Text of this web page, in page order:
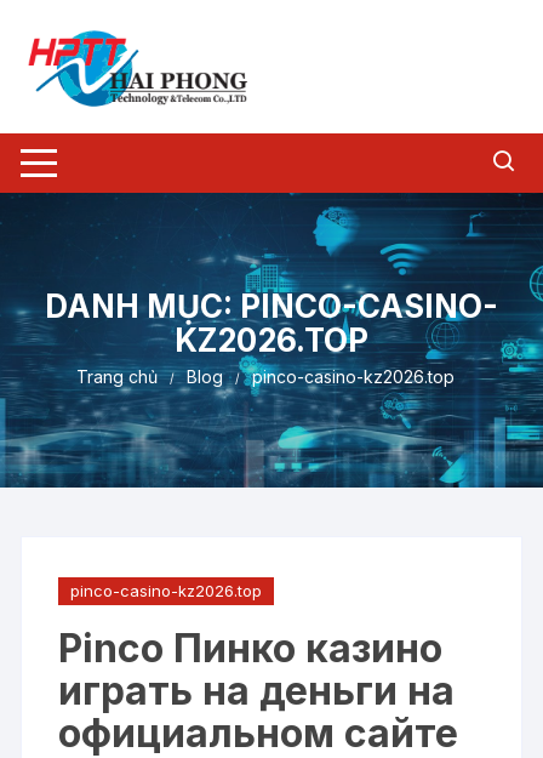
dung
DANH MỤC: PINCO-CASINO-
KZ2026.TOP
Trang chủ Blog pinco-casino-kz2026.top
pinco-casino-kz2026.top
Pinco Пинко казино
играть на деньги на
официальном сайте